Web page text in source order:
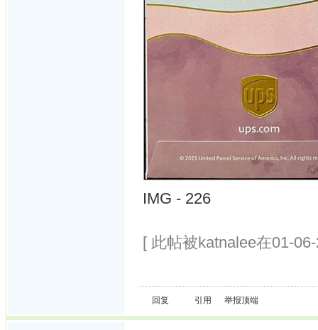
IMG - 226
[ 此帖被katnalee在01-
回复 引用 举报顶端